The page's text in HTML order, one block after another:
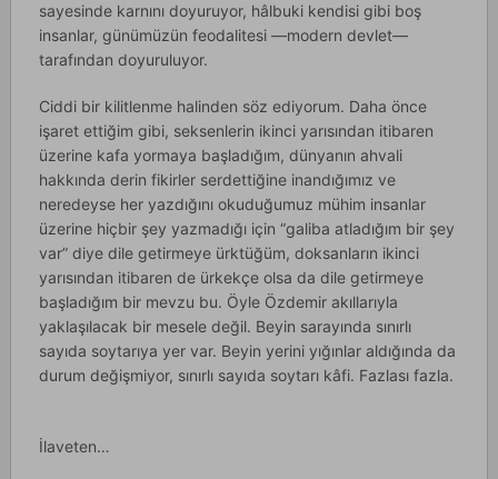
sayesinde karnını doyuruyor, hâlbuki kendisi gibi boş
insanlar, günümüzün feodalitesi —modern devlet—
tarafından doyuruluyor.
Ciddi bir kilitlenme halinden söz ediyorum. Daha önce
işaret ettiğim gibi, seksenlerin ikinci yarısından itibaren
üzerine kafa yormaya başladığım, dünyanın ahvali
hakkında derin fikirler serdettiğine inandığımız ve
neredeyse her yazdığını okuduğumuz mühim insanlar
üzerine hiçbir şey yazmadığı için “galiba atladığım bir şey
var” diye dile getirmeye ürktüğüm, doksanların ikinci
yarısından itibaren de ürkekçe olsa da dile getirmeye
başladığım bir mevzu bu. Öyle Özdemir akıllarıyla
yaklaşılacak bir mesele değil. Beyin sarayında sınırlı
sayıda soytarıya yer var. Beyin yerini yığınlar aldığında da
durum değişmiyor, sınırlı sayıda soytarı kâfi. Fazlası fazla.
İlaveten…